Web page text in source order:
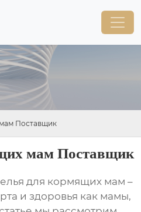
Поставщик
мам Поставщик
для кормящих мам –
и здоровья как мамы,